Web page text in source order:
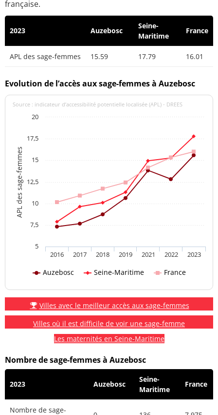
française.
2023 Auzebosc
Seine-
Maritime
France
APL des sage-femmes 15.59 17.79 16.01
Evolution de l’accès aux sage-femmes à Auzebosc
APL des sage-femmes
Source : indicateur d’accessibilité potentielle localisée (APL) - DREES
Auzebosc Seine-Maritime France
2016 2017 2018 2019 2021 2022 2023
5
7,5
10
12,5
15
17,5
20
Villes avec le meilleur accès aux sage-femmes
Villes où il est difficile de voir une sage-femme
Les maternités en Seine-Maritime
Nombre de sage-femmes à Auzebosc
2023 Auzebosc
Seine-
Maritime
France
Nombre de sage-